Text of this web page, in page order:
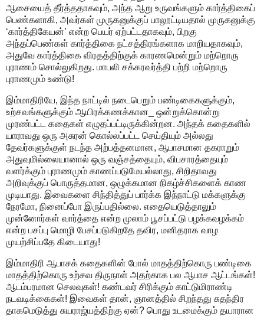
ஆசையைத் தீர்த்ததாகவும், அந்த ஆறு உருவங்களும் கார்த்திகைப்
பெண்களாகி, அவர்கள் முருகனுக்குப் பாலூட்டியதால் முருகனுக்கு
‘கார்த்திகேயன்’ என்ற பெயர் ஏற்பட்டதாகவும், பிறகு
அந்தப்பெண்கள் கார்த்திகை நட்சத்திரங்களாக மாறியதாகவும்,
அதுவே கார்த்திகை விரதத்திற்குக் காரணமென்றும் மற்றொரு
புராணம் சொல்லுகிறது. மாபலி சக்கரவர்த்தி பற்றி மற்றொரு
புராணமும் உண்டு!
இம்மாதிரியே, இந்த நாட்டில் நடைபெறும் பண்டிகைகளுக்கும்,
உற்சவங்களுக்கும் ஆயிரக்கணக்கான_ ஒன்றுக்கொன்று
முரண்பட்ட கதைகள் எழுதப்பட்டிருக்கின்றன. அந்தக் கதைகளில்
யாராவது ஒரு அசுரன் கொல்லப்பட்ட செய்தியும் அல்லது
தேவர்களுக்குள் நடந்த அற்பத்தனமான, ஆபாசமான தகராறும்
அதுவுமில்லையானால் ஒரு வஞ்சத்தையும், விபசாரத்தையும்
வளர்க்கும் புராணமும் காணப்படுமேயல்லாது, சிறிதாவது
அறிவுக்குப் பொருத்தமான, ஒழுக்கமான நிகழ்ச்சிகளைக் காண
முடியாது. இவைகளை சிந்தித்துப் பார்க்க இந்நாட்டு மக்களுக்கு
நேரமோ, நினைப்போ இருப்பதில்லை. எதையெடுத்தாலும்
முன்னோர்கள் வார்த்தை என்ற முலாம் பூசப்பட்டு பழக்கவழக்கம்
என்ற பசப்பு மொழி பேசப்படுகிறதே தவிர, மனிதராக வாழ
முயற்சிப்பதே கிடையாது!
இம்மாதிரி ஆபாசக் கதைகளின் போல் மாதத்திற்கொரு பண்டிகை
மாதத்திற்கொரு உற்சவ திருநாள் அதற்காக பல ஆபாச ஆட்டங்கள்!
ஆடம்பரமான செலவுகள்! கண்டவர் சிரிக்கும் காட்டுமிராண்டி
நடவடிக்கைகள்! இவைகள் தான், ஞானத்தில் சிறந்தது சுதந்திர
தாகமெடுத்து சுயராஜ்யத்திற்கு ஏன்? பொது உடமைக்கும் தயாரான